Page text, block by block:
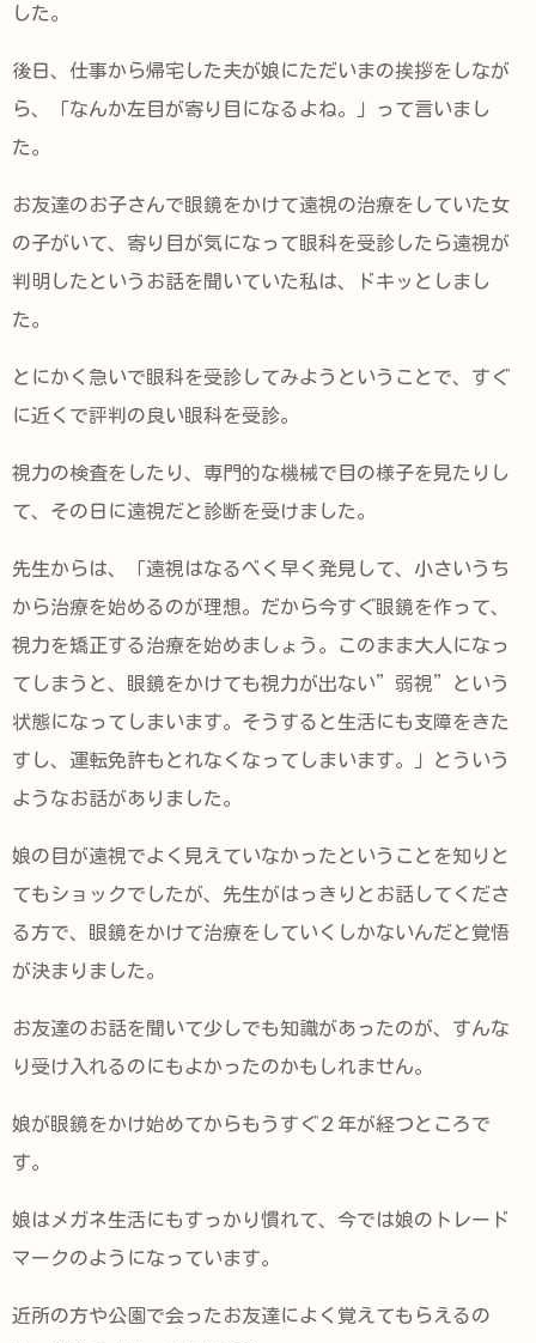
した。
後日、仕事から帰宅した夫が娘にただいまの挨拶をしなが
ら、「なんか左目が寄り目になるよね。」って言いまし
た。
お友達のお子さんで眼鏡をかけて遠視の治療をしていた女
の子がいて、寄り目が気になって眼科を受診したら遠視が
判明したというお話を聞いていた私は、ドキッとしまし
た。
とにかく急いで眼科を受診してみようということで、すぐ
に近くで評判の良い眼科を受診。
視力の検査をしたり、専門的な機械で目の様子を見たりし
て、その日に遠視だと診断を受けました。
先生からは、「遠視はなるべく早く発見して、小さいうち
から治療を始めるのが理想。だから今すぐ眼鏡を作って、
視力を矯正する治療を始めましょう。このまま大人になっ
てしまうと、眼鏡をかけても視力が出ない”弱視”という
状態になってしまいます。そうすると生活にも支障をきた
すし、運転免許もとれなくなってしまいます。」とういう
ようなお話がありました。
娘の目が遠視でよく見えていなかったということを知りと
てもショックでしたが、先生がはっきりとお話してくださ
る方で、眼鏡をかけて治療をしていくしかないんだと覚悟
が決まりました。
お友達のお話を聞いて少しでも知識があったのが、すんな
り受け入れるのにもよかったのかもしれません。
娘が眼鏡をかけ始めてからもうすぐ２年が経つところで
す。
娘はメガネ生活にもすっかり慣れて、今では娘のトレード
マークのようになっています。
近所の方や公園で会ったお友達によく覚えてもらえるの